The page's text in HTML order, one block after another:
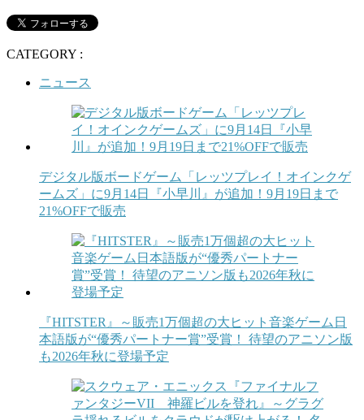
CATEGORY :
ニュース
デジタル版ボードゲーム「レッツプレイ！オインクゲ
ームズ」に9月14日『小早川』が追加！9月19日まで
21%OFFで販売
『HITSTER』～販売1万個超の大ヒット音楽ゲーム日
本語版が“優秀パートナー賞”受賞！ 待望のアニソン版
も2026年秋に登場予定